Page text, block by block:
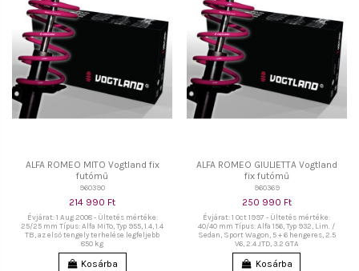
ALFA ROMEO MITO Vogtland fix
futómű
960390
214 990 Ft
Évjárat: 1 Aug 2008 - Ültetés mértéke:
25/25 mm Típus: Alfa MiTo, Typ 955, 1.4, 1.4
TB, az első tengely terhelése legfeljebb
850 kg
Kosárba
ALFA ROMEO GIULIETTA Vogtland
fix futómű
960369
250 990 Ft
Évjárat: 1 Oct 1997 - Ültetés mértéke:
40/40 mm Típus: Alfa 156, Typ 932, Lim. /
Sedan, Sport Wagon, 5 + 6 hengeres, 2.5
V6, 2.4 JTD, 3.2 GTA
Kosárba